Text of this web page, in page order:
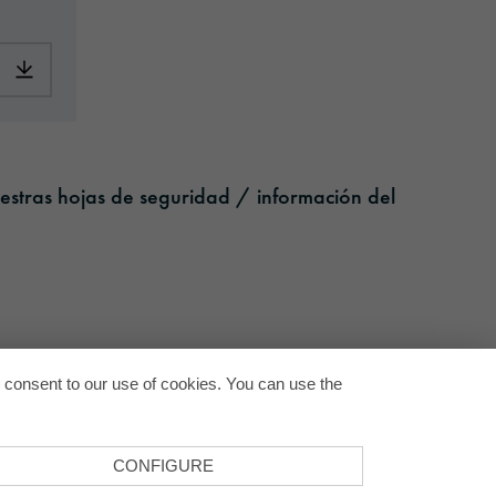
es.pdf
hojas de seguridad / información del
to our use of cookies. You can use the
CONFIGURE